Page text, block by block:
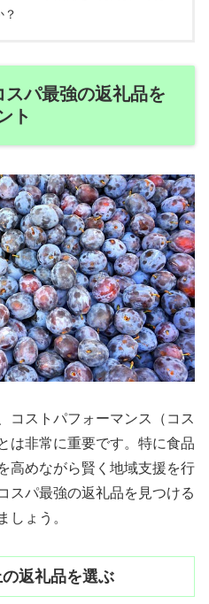
パ最強の返礼品を
ト
コストパフォーマンス（コス
は非常に重要です。特に食品
高めながら賢く地域支援を行
スパ最強の返礼品を見つける
しょう。
返礼品を選ぶ